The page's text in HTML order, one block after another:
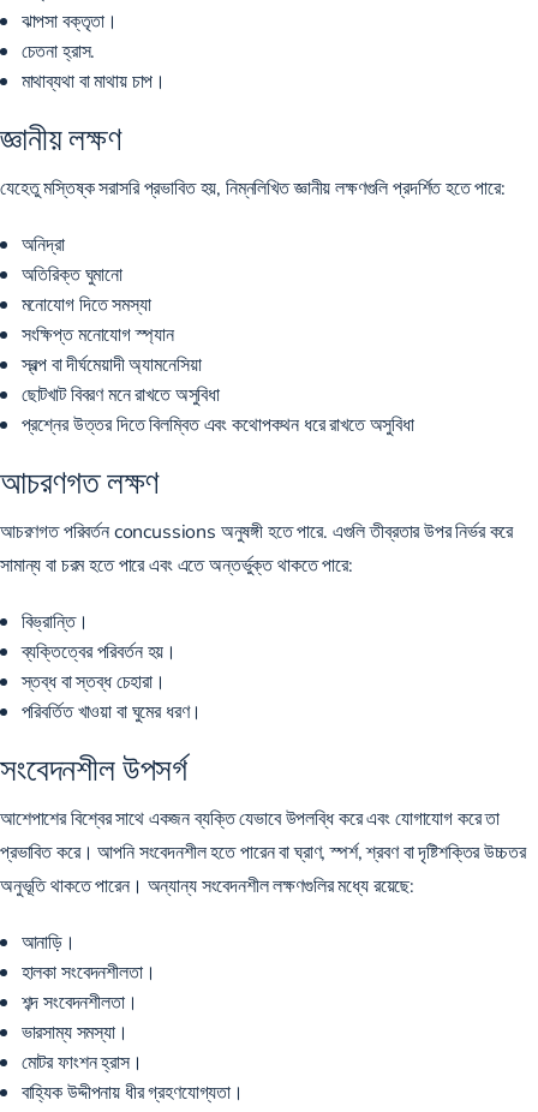
ঝাপসা বক্তৃতা।
চেতনা হ্রাস.
মাথাব্যথা বা মাথায় চাপ।
জ্ঞানীয় লক্ষণ
যেহেতু মস্তিষ্ক সরাসরি প্রভাবিত হয়, নিম্নলিখিত জ্ঞানীয় লক্ষণগুলি প্রদর্শিত হতে পারে:
অনিদ্রা
অতিরিক্ত ঘুমানো
মনোযোগ দিতে সমস্যা
সংক্ষিপ্ত মনোযোগ স্প্যান
স্বল্প বা দীর্ঘমেয়াদী অ্যামনেসিয়া
ছোটখাট বিবরণ মনে রাখতে অসুবিধা
প্রশ্নের উত্তর দিতে বিলম্বিত এবং কথোপকথন ধরে রাখতে অসুবিধা
আচরণগত লক্ষণ
আচরণগত পরিবর্তন concussions অনুষঙ্গী হতে পারে. এগুলি তীব্রতার উপর নির্ভর করে
সামান্য বা চরম হতে পারে এবং এতে অন্তর্ভুক্ত থাকতে পারে:
বিভ্রান্তি।
ব্যক্তিত্বের পরিবর্তন হয়।
স্তব্ধ বা স্তব্ধ চেহারা।
পরিবর্তিত খাওয়া বা ঘুমের ধরণ।
সংবেদনশীল উপসর্গ
আশেপাশের বিশ্বের সাথে একজন ব্যক্তি যেভাবে উপলব্ধি করে এবং যোগাযোগ করে তা
প্রভাবিত করে। আপনি সংবেদনশীল হতে পারেন বা ঘ্রাণ, স্পর্শ, শ্রবণ বা দৃষ্টিশক্তির উচ্চতর
অনুভূতি থাকতে পারেন। অন্যান্য সংবেদনশীল লক্ষণগুলির মধ্যে রয়েছে:
আনাড়ি।
হালকা সংবেদনশীলতা।
শব্দ সংবেদনশীলতা।
ভারসাম্য সমস্যা।
মোটর ফাংশন হ্রাস।
বাহ্যিক উদ্দীপনায় ধীর গ্রহণযোগ্যতা।